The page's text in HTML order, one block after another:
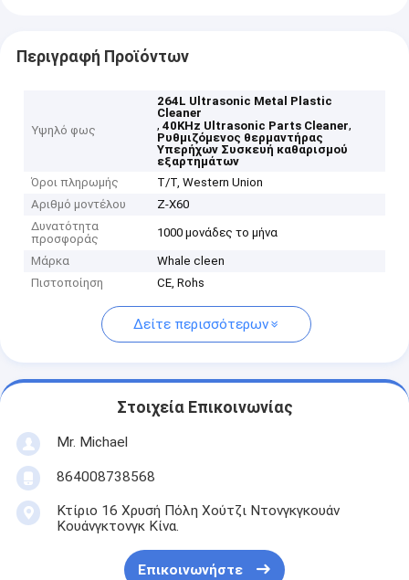
Περιγραφή Προϊόντων
Υψηλό φως
264L Ultrasonic Metal Plastic
Cleaner
,40KHz Ultrasonic Parts Cleaner,
Ρυθμιζόμενος θερμαντήρας
Υπερήχων Συσκευή καθαρισμού
εξαρτημάτων
Όροι πληρωμής
T/T, Western Union
Αριθμό μοντέλου
Ζ-Χ60
Δυνατότητα
προσφοράς
1000 μονάδες το μήνα
Μάρκα
Whale cleen
Πιστοποίηση
CE, Rohs
Δείτε περισσότερων
Στοιχεία Επικοινωνίας
Mr. Michael
864008738568
Κτίριο 16 Χρυσή Πόλη Χούτζι Ντονγκγκουάν
Κουάνγκτονγκ Κίνα.
Επικοινωνήστε